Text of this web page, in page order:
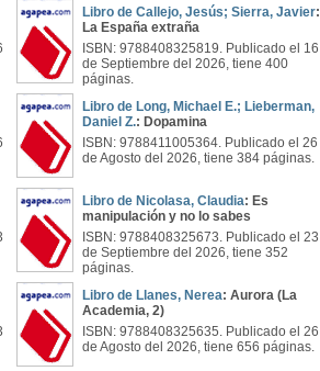
Libro de Callejo, Jesús; Sierra, Javier:
La España extraña
ISBN: 9788408325819. Publicado el 16
de Septiembre del 2026, tiene 400
páginas.
Libro de Long, Michael E.; Lieberman,
Daniel Z.: Dopamina
ISBN: 9788411005364. Publicado el 26
de Agosto del 2026, tiene 384 páginas.
Libro de Nicolasa, Claudia: Es
manipulación y no lo sabes
ISBN: 9788408325673. Publicado el 23
de Septiembre del 2026, tiene 352
páginas.
Libro de Llanes, Nerea: Aurora (La
Academia, 2)
ISBN: 9788408325635. Publicado el 26
de Agosto del 2026, tiene 656 páginas.